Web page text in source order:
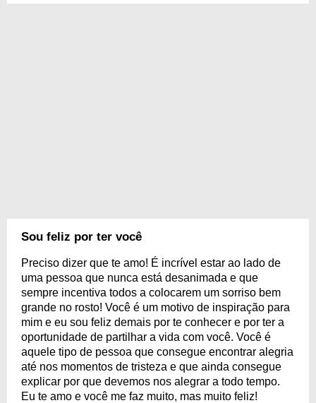
Sou feliz por ter você
Preciso dizer que te amo! É incrível estar ao lado de
uma pessoa que nunca está desanimada e que
sempre incentiva todos a colocarem um sorriso bem
grande no rosto! Você é um motivo de inspiração para
mim e eu sou feliz demais por te conhecer e por ter a
oportunidade de partilhar a vida com você. Você é
aquele tipo de pessoa que consegue encontrar alegria
até nos momentos de tristeza e que ainda consegue
explicar por que devemos nos alegrar a todo tempo.
Eu te amo e você me faz muito, mas muito feliz!